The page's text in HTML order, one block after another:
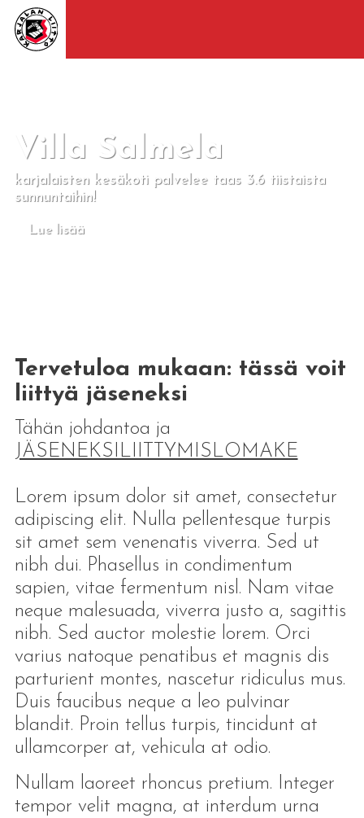
Villa Salmela
karjalaisten kesäkoti palvelee taas 3.6 tiistaista
sunnuntaihin!
Lue lisää
Tervetuloa mukaan: tässä voit
liittyä jäseneksi
Tähän johdantoa ja
JÄSENEKSILIITTYMISLOMAKE
Lorem ipsum dolor sit amet, consectetur
adipiscing elit. Nulla pellentesque turpis
sit amet sem venenatis viverra. Sed ut
nibh dui. Phasellus in condimentum
sapien, vitae fermentum nisl. Nam vitae
neque malesuada, viverra justo a, sagittis
nibh. Sed auctor molestie lorem. Orci
varius natoque penatibus et magnis dis
parturient montes, nascetur ridiculus mus.
Duis faucibus neque a leo pulvinar
blandit. Proin tellus turpis, tincidunt at
ullamcorper at, vehicula at odio.
Nullam laoreet rhoncus pretium. Integer
tempor velit magna, at interdum urna